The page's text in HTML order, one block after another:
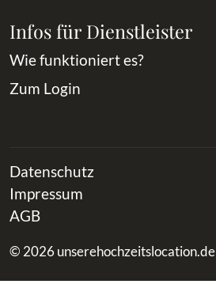
Infos für Dienstleister
Wie funktioniert es?
Zum Login
Datenschutz
Impressum
AGB
© 2026 unserehochzeitslocation.de